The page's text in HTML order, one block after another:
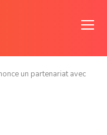
un partenariat avec